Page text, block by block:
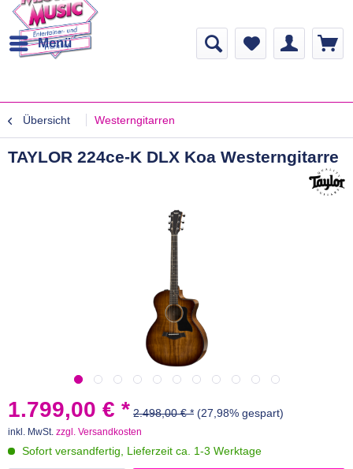
Menü
Übersicht Westerngitarren
TAYLOR 224ce-K DLX Koa Westerngitarre
1.799,00 € * 2.498,00 € * (27,98% gespart)
inkl. MwSt. zzgl. Versandkosten
Sofort versandfertig, Lieferzeit ca. 1-3 Werktage